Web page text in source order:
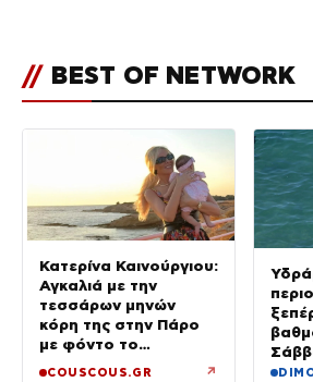
// BEST OF NETWORK
Κατερίνα Καινούργιου:
Αγκαλιά με την
τεσσάρων μηνών
κόρη της στην Πάρο
με φόντο το
ηλιοβασίλεμα
COUSCOUS.GR ↗
Πού